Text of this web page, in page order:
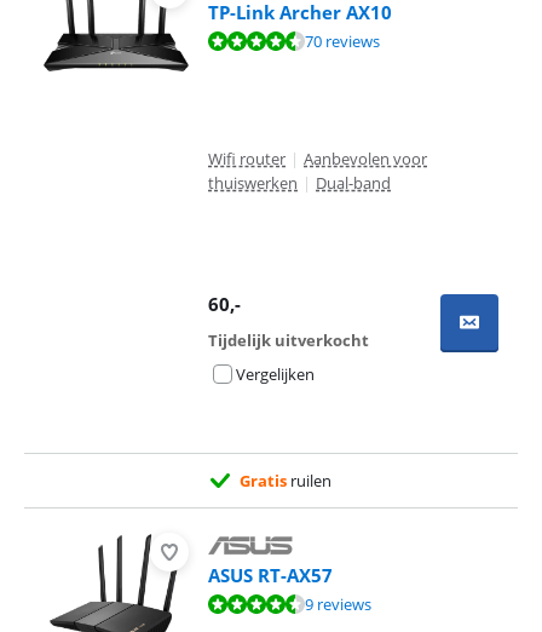
TP-Link Archer AX10
Beoordeling is 9,2 van de 10, gebaseerd op 70 reviews.
70 reviews
Wifi router | Aanbevolen voor
thuiswerken | Dual-band
60,-
Tijdelijk uitverkocht
Vergelijken
Gratis ruilen
ASUS RT-AX57
Beoordeling is 8,9 van de 10, gebaseerd op 9 reviews.
9 reviews